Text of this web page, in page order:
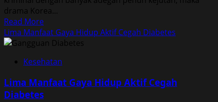
drama Korea...
Read MoreRead
more
about
Drakor
dan
Kerusuhan
Lima Manfaat Gaya Hidup Aktif Cegah Diabetes
Kesehatan
Lima Manfaat Gaya Hidup Aktif Cegah
Diabetes